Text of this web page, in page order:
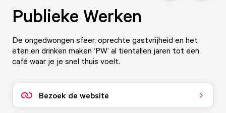
Publieke Werken
De ongedwongen sfeer, oprechte gastvrijheid en het
eten en drinken maken ‘PW’ al tientallen jaren tot een
café waar je je snel thuis voelt.
Bezoek de website